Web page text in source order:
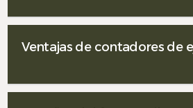
Ventajas de contadores de